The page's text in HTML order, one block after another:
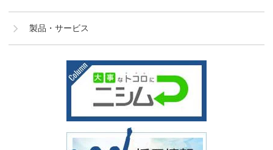
製品・サービス